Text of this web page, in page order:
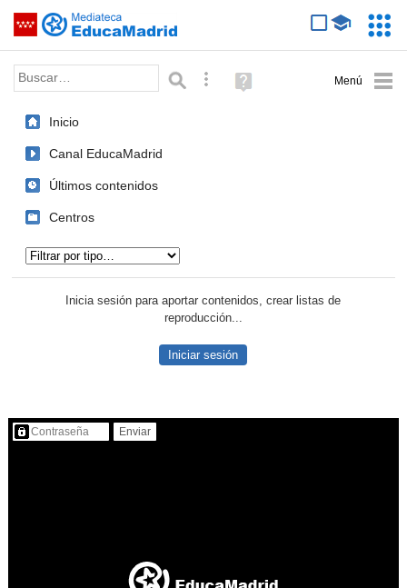
Saltar navegación
Palabra o frase: Búsqueda avanzada
Ayuda
(en
Inicio
Canal EducaMadrid
Últimos contenidos
Centros
Inicia sesión para aportar contenidos, crear listas de
reproducción...
Iniciar sesión
Contenido protegido…